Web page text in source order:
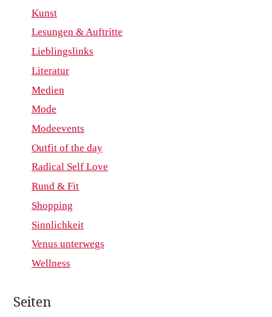
Kunst
Lesungen & Auftritte
Lieblingslinks
Literatur
Medien
Mode
Modeevents
Outfit of the day
Radical Self Love
Rund & Fit
Shopping
Sinnlichkeit
Venus unterwegs
Wellness
Seiten